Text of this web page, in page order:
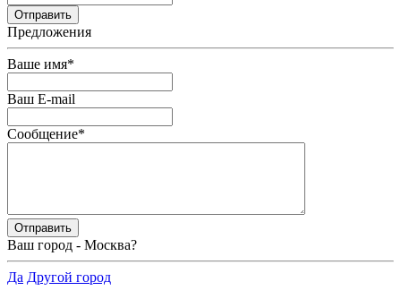
Предложения
Ваше имя*
Ваш E-mail
Сообщение*
Ваш город - Москва?
Да Другой город